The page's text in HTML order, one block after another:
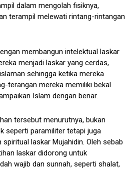
dalam mengolah fisiknya,
terampil melewati rintang-rintangan
membangun intelektual laskar
menjadi laskar yang cerdas,
sehingga ketika mereka
terangan mereka memiliki bekal
Islam dengan benar.
tersebut menurutnya, bukan
seperti paramiliter tetapi juga
laskar Mujahidin. Oleh sebab
laskar didorong untuk
wajib dan sunnah, seperti shalat,